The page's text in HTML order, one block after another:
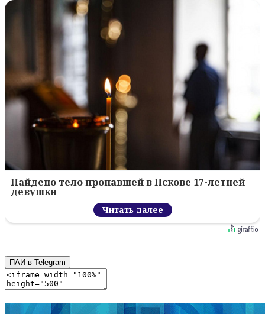
Найдено тело пропавшей в Пскове 17-летней
девушки
Читать далее
ПАИ в Telegram